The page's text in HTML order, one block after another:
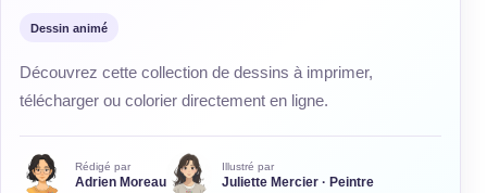
Dessin animé
Découvrez cette collection de dessins à imprimer,
télécharger ou colorier directement en ligne.
Rédigé par
Adrien Moreau
Illustré par
Juliette Mercier · Peintre